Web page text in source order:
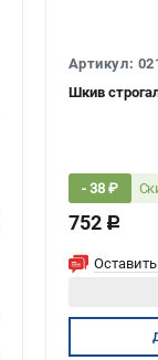
Артикул:
- 38 ₽
752 c